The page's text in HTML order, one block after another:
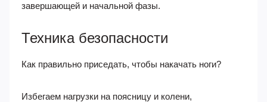
завершающей и начальной фазы.
Техника безопасности
Как правильно приседать, чтобы накачать ноги?
Избегаем нагрузки на поясницу и колени,